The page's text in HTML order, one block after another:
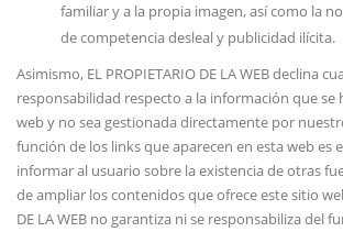
familiar y a la propia imagen, así como la
de competencia desleal y publicidad ilícita.
Asimismo, EL PROPIETARIO DE LA WEB declina
responsabilidad respecto a la información que se
web y no sea gestionada directamente por
función de los links que aparecen en esta web es
informar al usuario sobre la existencia de otras
de ampliar los contenidos que ofrece este sitio
DE LA WEB no garantiza ni se responsabiliza del